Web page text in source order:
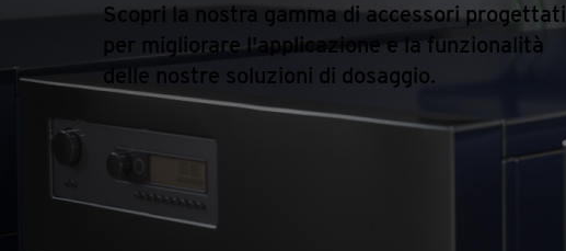
Scopri la nostra gamma di accessori progettati
per migliorare l'applicazione e la funzionalità
delle nostre soluzioni di dosaggio.